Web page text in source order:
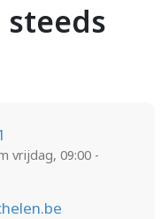
steeds
vrijdag, 09:00 -